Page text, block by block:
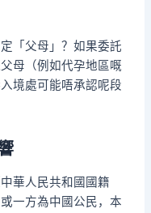
「父母」？如果委託
母（例如代孕地區嘅
境處可能唔承認呢段
華人民共和國國籍
一方為中國公民，本